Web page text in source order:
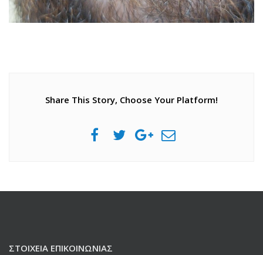
Share This Story, Choose Your Platform!
ΣΤΟΙΧΕΊΑ ΕΠΙΚΟΙΝΩΝΊΑΣ